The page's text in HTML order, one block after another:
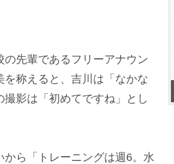
先輩であるフリーアナウン
称えると、吉川は「なかな
影は「初めてですね」とし
ら「トレーニングは週6。水